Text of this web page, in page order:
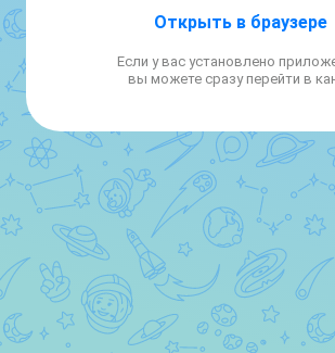
Открыть в браузере
Если у вас установлено
вы можете сразу перейти в